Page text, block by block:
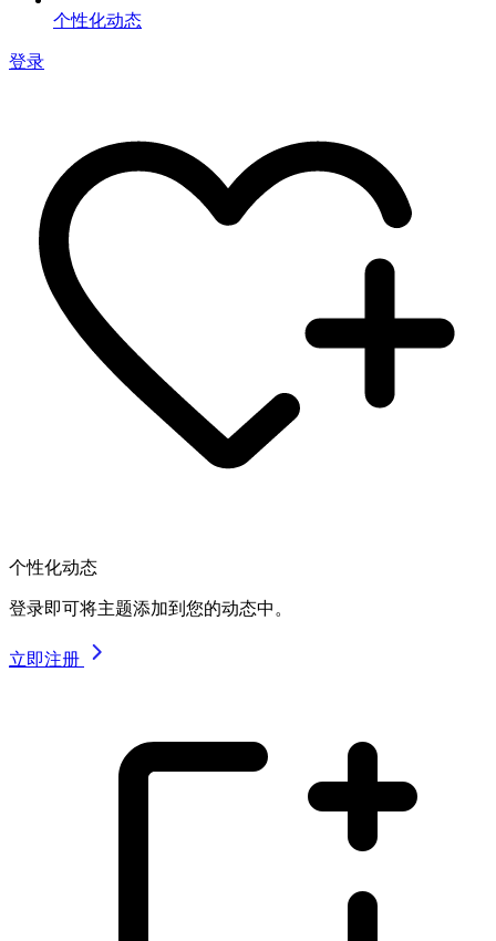
个性化动态
登录
个性化动态
登录即可将主题添加到您的动态中。
立即注册